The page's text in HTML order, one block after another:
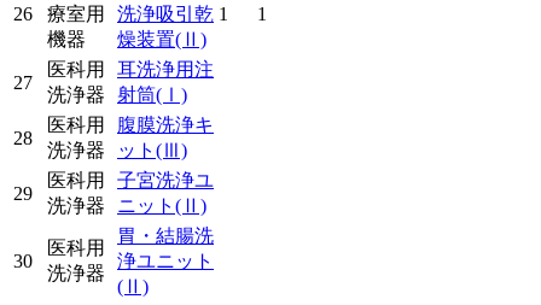
26
療室用
機器
洗浄吸引乾
燥装置(Ⅱ)
1 1
27
医科用
洗浄器
耳洗浄用注
射筒(Ⅰ)
28
医科用
洗浄器
腹膜洗浄キ
ット (Ⅲ)
29
医科用
洗浄器
子宮洗浄ユ
ニット (Ⅱ)
30
医科用
洗浄器
胃・結腸洗
浄ユニット
(Ⅱ)